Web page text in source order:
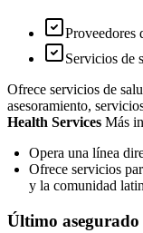
Proveedores
Servicios de
Ofrece servicios de
asesoramiento,
Health Services Más
Opera una línea
Ofrece servicios
y la comunidad
Último asegurado